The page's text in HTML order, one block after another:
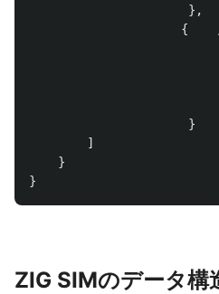
},
{
}
]
}
}
ZIG SIMのデータ構